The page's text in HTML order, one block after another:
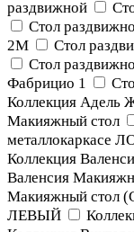
раздвижной
Стол
2М
Стол
Стол
Фабрицио 1
Коллекция Адель
Макияжный стол
металлокаркасе
Коллекция
Валенсия
Макияжный стол
ЛЕВЫЙ